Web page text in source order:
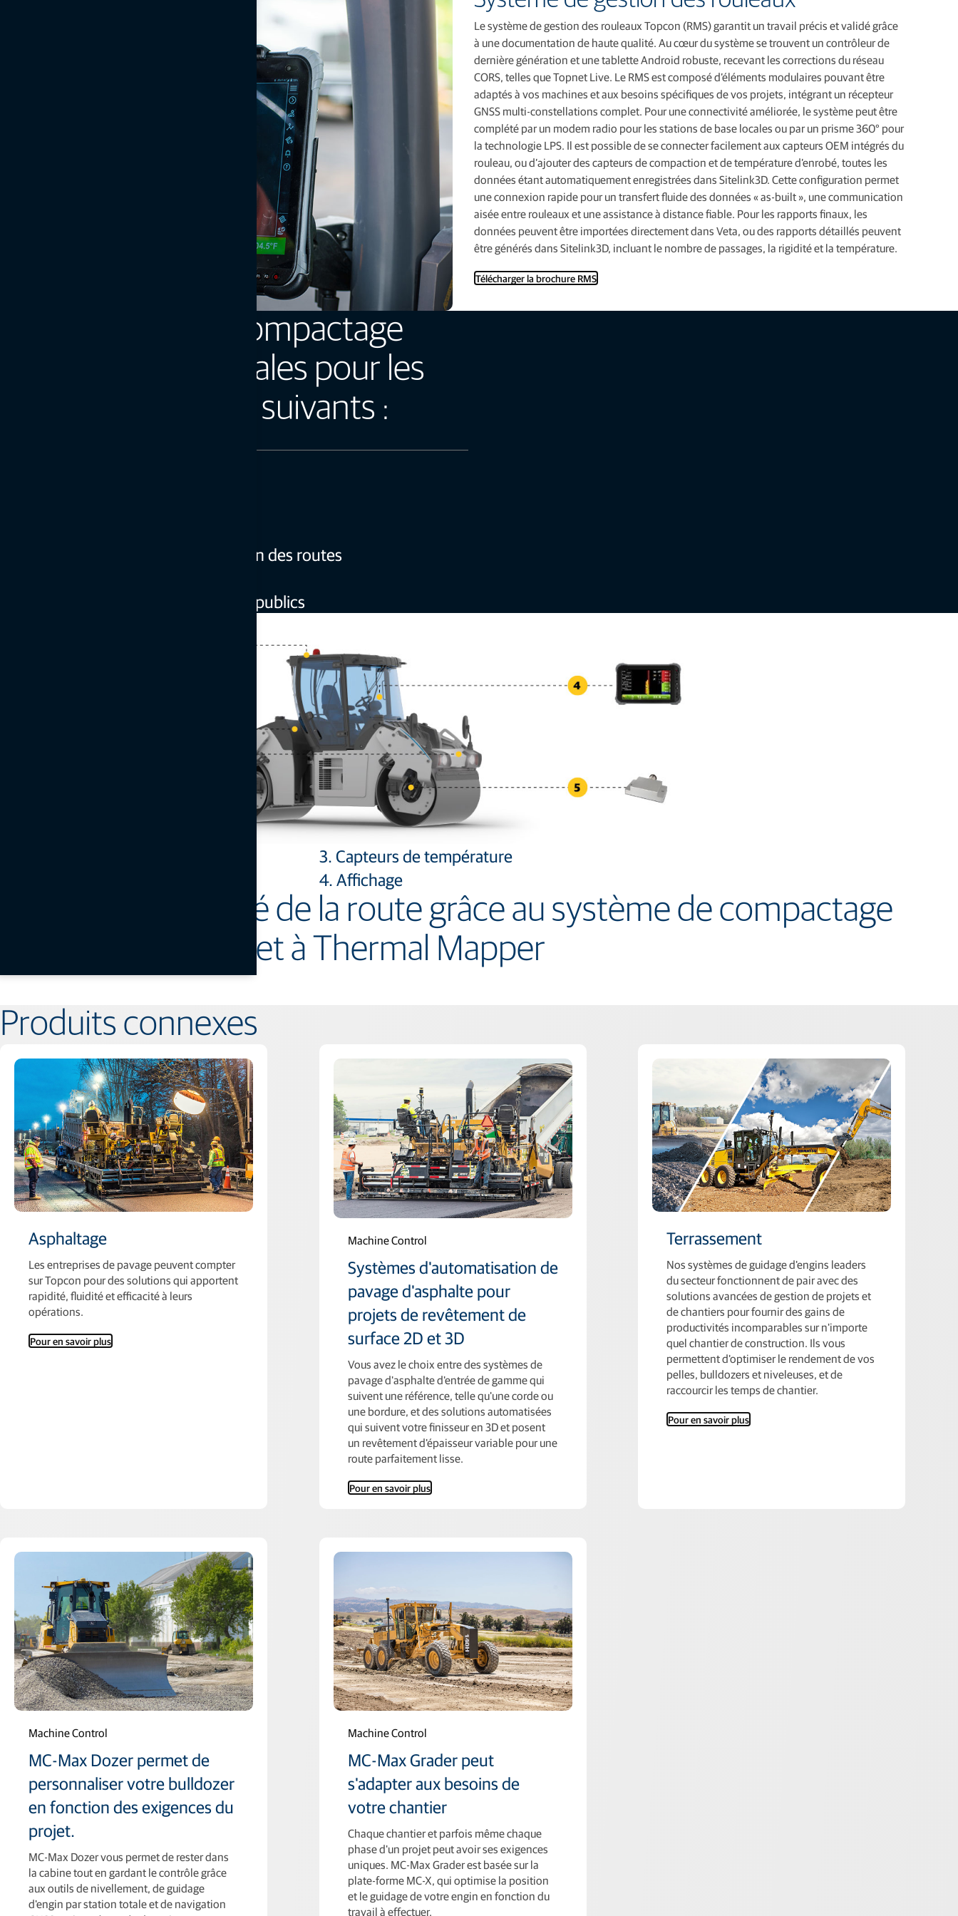
Le système de gestion des rouleaux Topcon (RMS) garantit un travail précis et validé grâce
à une documentation de haute qualité. Au cœur du système se trouvent un contrôleur de
dernière génération et une tablette Android robuste, recevant les corrections du réseau
CORS, telles que Topnet Live. Le RMS est composé d’éléments modulaires pouvant être
adaptés à vos machines et aux besoins spécifiques de vos projets, intégrant un récepteur
GNSS multi-constellations complet. Pour une connectivité améliorée, le système peut être
complété par un modem radio pour les stations de base locales ou par un prisme 360° pour
la technologie LPS. Il est possible de se connecter facilement aux capteurs OEM intégrés du
rouleau, ou d’ajouter des capteurs de compaction et de température d’enrobé, toutes les
données étant automatiquement enregistrées dans Sitelink3D. Cette configuration permet
une connexion rapide pour un transfert fluide des données « as-built », une communication
aisée entre rouleaux et une assistance à distance fiable. Pour les rapports finaux, les
données peuvent être importées directement dans Veta, ou des rapports détaillés peuvent
être générés dans Sitelink3D, incluant le nombre de passages, la rigidité et la température.
Télécharger la brochure RMS
Les solutions de compactage
intelligent sont idéales pour les
types de chantiers suivants :
Couches de base pour la construction des routes
Fondations et tranchées de services publics
3. Capteurs de température
4. Affichage
Améliorez la qualité de la route grâce au système de compactage
intelligent Topcon et à Thermal Mapper
Produits connexes
Asphaltage
Les entreprises de pavage peuvent compter
sur Topcon pour des solutions qui apportent
rapidité, fluidité et efficacité à leurs
opérations.
Pour en savoir plus
Machine Control
Systèmes d'automatisation de
pavage d'asphalte pour
projets de revêtement de
surface 2D et 3D
Vous avez le choix entre des systèmes de
pavage d'asphalte d'entrée de gamme qui
suivent une référence, telle qu'une corde ou
une bordure, et des solutions automatisées
qui suivent votre finisseur en 3D et posent
un revêtement d'épaisseur variable pour une
route parfaitement lisse.
Pour en savoir plus
Terrassement
Nos systèmes de guidage d'engins leaders
du secteur fonctionnent de pair avec des
solutions avancées de gestion de projets et
de chantiers pour fournir des gains de
productivités incomparables sur n'importe
quel chantier de construction. Ils vous
permettent d'optimiser le rendement de vos
pelles, bulldozers et niveleuses, et de
raccourcir les temps de chantier.
Pour en savoir plus
Machine Control
MC-Max Dozer permet de
personnaliser votre bulldozer
en fonction des exigences du
projet.
MC-Max Dozer vous permet de rester dans
la cabine tout en gardant le contrôle grâce
aux outils de nivellement, de guidage
d'engin par station totale et de navigation
Machine Control
MC-Max Grader peut
s'adapter aux besoins de
votre chantier
Chaque chantier et parfois même chaque
phase d'un projet peut avoir ses exigences
uniques. MC-Max Grader est basée sur la
plate-forme MC-X, qui optimise la position
et le guidage de votre engin en fonction du
travail à effectuer.